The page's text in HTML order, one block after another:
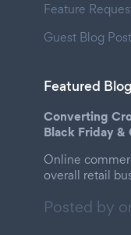
Feature
Guest Blog Post
Featured
Converting
Black Friday
Online
overall retail
Posted by